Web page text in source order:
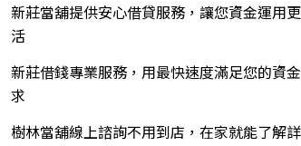
新莊當舖提供安心借貸服務，讓您資金運用
活
新莊借錢專業服務，用最快速度滿足您的資
求
樹林當舖線上諮詢不用到店，在家就能了解